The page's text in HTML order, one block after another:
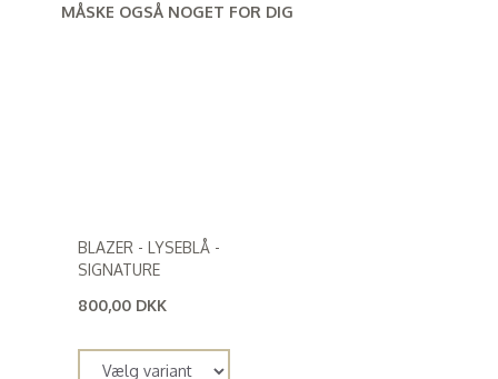
MÅSKE OGSÅ NOGET FOR DIG
BLAZER - LYSEBLÅ -
SIGNATURE
800,00 DKK